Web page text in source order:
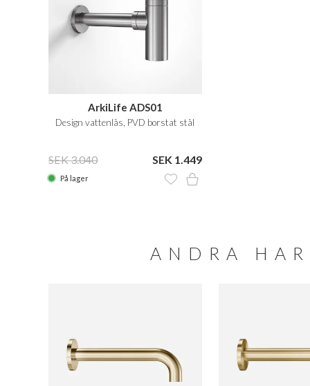
ArkiLife ADS01
Design vattenlås, PVD borstat stål
SEK 3.040 SEK 1.449
På lager
ANDRA